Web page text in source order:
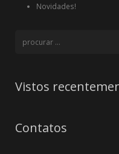
Novidades!
Vistos
Contatos